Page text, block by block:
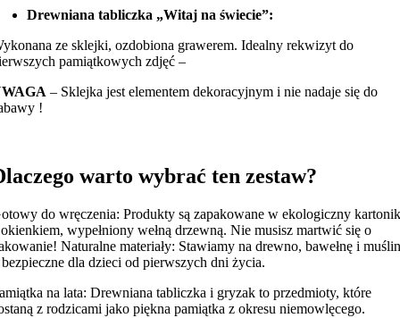
Drewniana tabliczka „Witaj na świecie”:
ze sklejki, ozdobiona grawerem. Idealny rekwizyt do
pamiątkowych zdjęć –
– Sklejka jest elementem dekoracyjnym i nie nadaje się do
!
warto wybrać ten zestaw?
do wręczenia: Produkty są zapakowane w ekologiczny
wypełniony wełną drzewną. Nie musisz martwić się o
Naturalne materiały: Stawiamy na drewno, bawełnę i
dla dzieci od pierwszych dni życia.
na lata: Drewniana tabliczka i gryzak to przedmioty, które
z rodzicami jako piękna pamiątka z okresu niemowlęcego.